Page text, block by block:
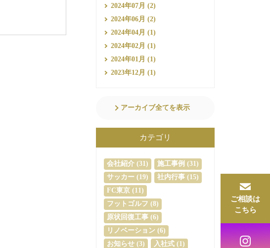
ご相談は
こちら
2024年07月 (2)
2024年06月 (2)
2024年04月 (1)
2024年02月 (1)
2024年01月 (1)
2023年12月 (1)
アーカイブ全てを表示
カテゴリ
会社紹介 (31)
施工事例 (31)
サッカー (19)
社内行事 (15)
FC東京 (11)
フットゴルフ (8)
原状回復工事 (6)
リノベーション (6)
お知らせ (3)
入社式 (1)